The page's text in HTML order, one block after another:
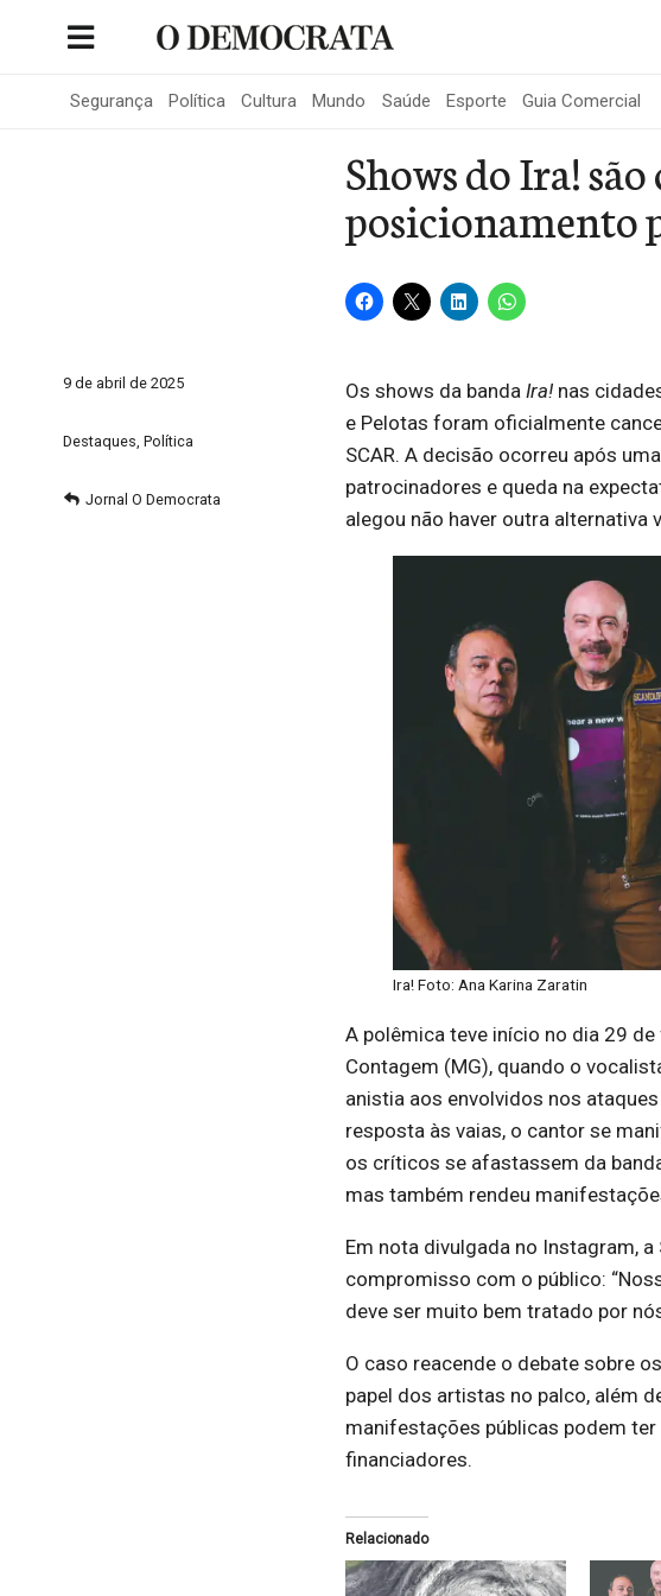
Segurança Política Cultura Mundo Saúde Esporte Guia Comercial
Shows do Ira!
posicionamento
9 de abril de 2025
Destaques, Política
Jornal O Democrata
Os shows da banda Ira!nas
e Pelotas foram oficialmente
SCAR. A decisão ocorreu após
patrocinadores e queda na
alegou não haver outra alternativa
Ira! Foto: Ana Karina Zaratin
A polêmica teve início no dia 29
Contagem (MG), quando o
anistia aos envolvidos nos
resposta às vaias, o cantor se
os críticos se afastassem da
mas também rendeu
Em nota divulgada no Instagram,
compromisso com o público:
deve ser muito bem tratado por
O caso reacende o debate sobre
papel dos artistas no palco, além
manifestações públicas podem
financiadores.
Relacionado